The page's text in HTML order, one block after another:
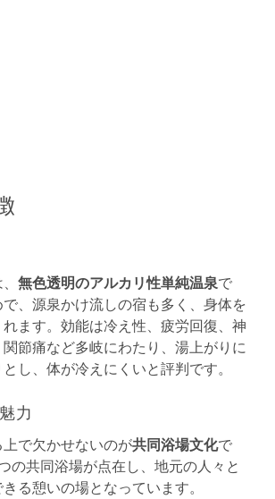
無色透明のアルカリ性単純温泉で
、源泉かけ流しの宿も多く、身体を
ます。効能は冷え性、疲労回復、神
節痛など多岐にわたり、湯上がりに
し、体が冷えにくいと評判です。
力
で欠かせないのが共同浴場文化で
の共同浴場が点在し、地元の人々と
る憩いの場となっています。